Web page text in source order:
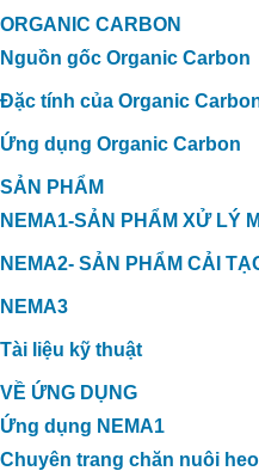
ORGANIC CARBON
Nguồn gốc Organic Carbon
Đặc tính của Organic
Ứng dụng Organic Carbon
SẢN PHẨM
NEMA1-SẢN PHẨM XỬ LÝ
NEMA2- SẢN PHẨM CẢI
NEMA3
Tài liệu kỹ thuật
VỀ ỨNG DỤNG
Ứng dụng NEMA1
Chuyên trang chăn nuôi